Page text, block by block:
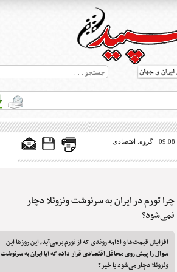
گروه: اقتصادی
چرا تورم در ایران به سرنوشت ونزوئلا دچار
نمی‌شود؟
افزایش قیمت‌ها و ادامه روندی که از تورم برمی‌آید، این روزها این
سوال را پیش روی محافل اقتصادی قرار داده که آیا ایران به سرنوشت
ونزوئلا دچار می‌شود یا خیر؟